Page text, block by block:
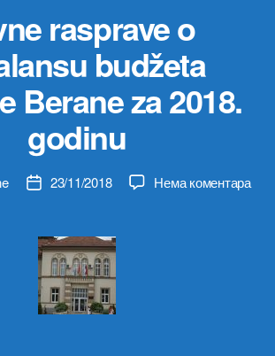
rasprave o
budžeta
Berane za 2018.
godinu
Датум23/11/2018 Нема коментарана